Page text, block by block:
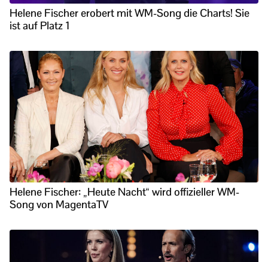
Helene Fischer erobert mit WM-Song die Charts! Sie
ist auf Platz 1
Helene Fischer: „Heute Nacht“ wird offizieller WM-
Song von MagentaTV